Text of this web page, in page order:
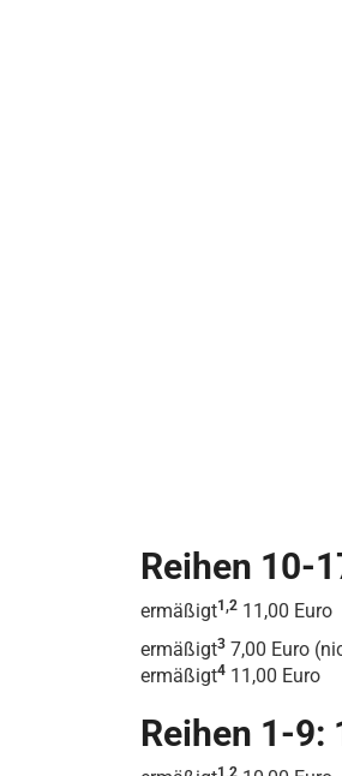
Reihen 10-
ermäßigt1,2 11,00 Euro
ermäßigt3 7,00 Euro
ermäßigt4 11,00 Euro
Reihen 1-9:
1,2